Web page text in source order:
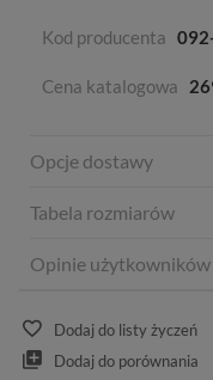
Kod producenta
Cena katalogowa
Opcje dostawy
Tabela rozmiarów
Opinie użytkowników
Dodaj do listy życzeń
Dodaj do porównania